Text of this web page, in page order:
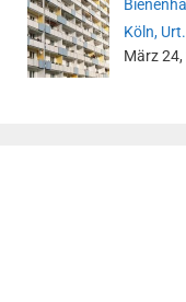
Köln,
März